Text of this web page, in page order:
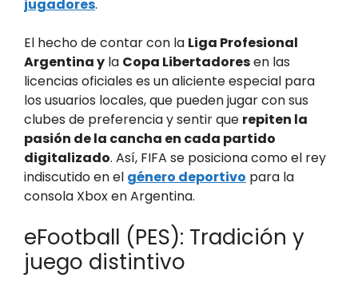
jugadores.
El hecho de contar con la Liga Profesional
Argentina y la Copa Libertadoresen las
licencias oficiales es un aliciente especial para
los usuarios locales, que pueden jugar con sus
clubes de preferencia y sentir que repiten la
pasión de la cancha en cada partido
digitalizado. Así, FIFA se posiciona como el rey
indiscutido en el género deportivo para la
consola Xbox en Argentina.
eFootball (PES): Tradición y
juego distintivo